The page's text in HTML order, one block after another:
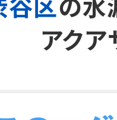
谷区の水
アク